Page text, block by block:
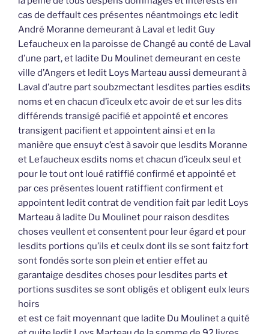
cas de deffault ces présentes néantmoings etc ledit
André Moranne demeurant à Laval et ledit Guy
Lefaucheux en la paroisse de Changé au conté de Laval
d’une part, et ladite Du Moulinet demeurant en ceste
ville d’Angers et ledit Loys Marteau aussi demeurant à
Laval d’autre part soubzmectant lesdites parties esdits
noms et en chacun d’iceulx etc avoir de et sur les dits
différends transigé pacifié et appointé et encores
transigent pacifient et appointent ainsi et en la
manière que ensuyt c’est à savoir que lesdits Moranne
et Lefaucheux esdits noms et chacun d’iceulx seul et
pour le tout ont loué ratiffié confirmé et appointé et
par ces présentes louent ratiffient confirment et
appointent ledit contrat de vendition fait par ledit Loys
Marteau à ladite Du Moulinet pour raison desdites
choses veullent et consentent pour leur égard et pour
lesdits portions qu’ils et ceulx dont ils se sont faitz fort
sont fondés sorte son plein et entier effet au
garantaige desdites choses pour lesdites parts et
portions susdites se sont obligés et obligent eulx leurs
hoirs
et est ce fait moyennant que ladite Du Moulinet a quité